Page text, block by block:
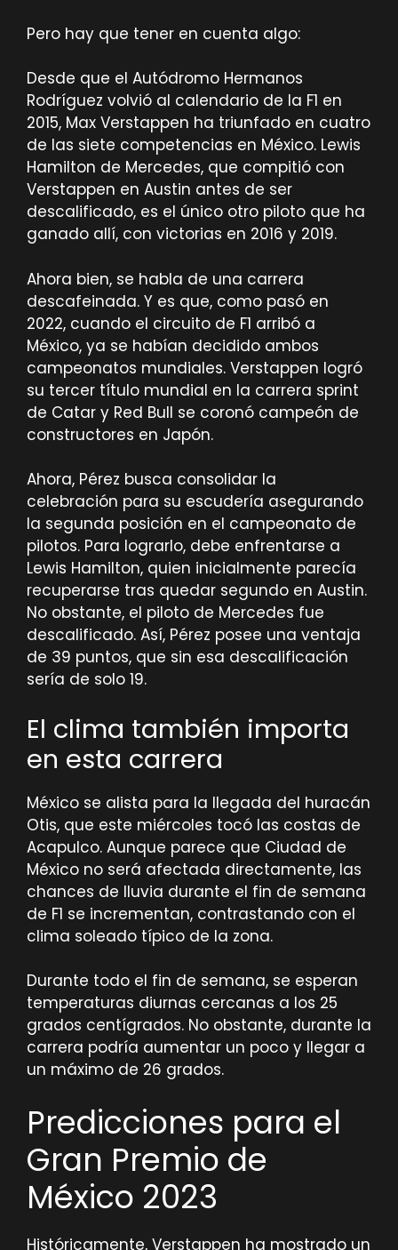
Pero hay que tener en cuenta algo:
Desde que el Autódromo Hermanos
Rodríguez volvió al calendario de la F1 en
2015, Max Verstappen ha triunfado en cuatro
de las siete competencias en México. Lewis
Hamilton de Mercedes, que compitió con
Verstappen en Austin antes de ser
descalificado, es el único otro piloto que ha
ganado allí, con victorias en 2016 y 2019.
Ahora bien, se habla de una carrera
descafeinada. Y es que, como pasó en
2022, cuando el circuito de F1 arribó a
México, ya se habían decidido ambos
campeonatos mundiales. Verstappen logró
su tercer título mundial en la carrera sprint
de Catar y Red Bull se coronó campeón de
constructores en Japón.
Ahora, Pérez busca consolidar la
celebración para su escudería asegurando
la segunda posición en el campeonato de
pilotos. Para lograrlo, debe enfrentarse a
Lewis Hamilton, quien inicialmente parecía
recuperarse tras quedar segundo en Austin.
No obstante, el piloto de Mercedes fue
descalificado. Así, Pérez posee una ventaja
de 39 puntos, que sin esa descalificación
sería de solo 19.
El clima también importa
en esta carrera
México se alista para la llegada del huracán
Otis, que este miércoles tocó las costas de
Acapulco. Aunque parece que Ciudad de
México no será afectada directamente, las
chances de lluvia durante el fin de semana
de F1 se incrementan, contrastando con el
clima soleado típico de la zona.
Durante todo el fin de semana, se esperan
temperaturas diurnas cercanas a los 25
grados centígrados. No obstante, durante la
carrera podría aumentar un poco y llegar a
un máximo de 26 grados.
Predicciones para el
Gran Premio de
México 2023
Históricamente, Verstappen ha mostrado un